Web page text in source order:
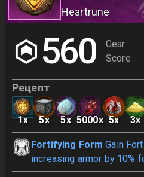
Heartrune
560
Gear
Score
Рецепт
1x 5x 5x 5000x 5x 3x
Fortifying Form Gain
increasing armor by 10%